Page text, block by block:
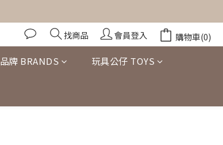
找商品 會員登入 購物車(0)
品牌 BRANDS 玩具公仔 TOYS